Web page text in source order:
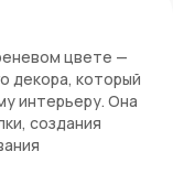
цвете —
декора, который
интерьеру. Она
создания